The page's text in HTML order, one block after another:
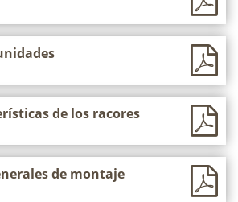
de los racores
de montaje